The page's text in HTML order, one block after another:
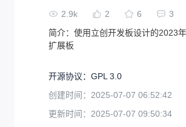
2.9k 2 6
3
简介： 使用立创开发板设计的2023
扩展板
开源协议： GPL 3.0
创建时间： 2025-07-07 06:52:42
更新时间： 2025-07-07 09:50:34